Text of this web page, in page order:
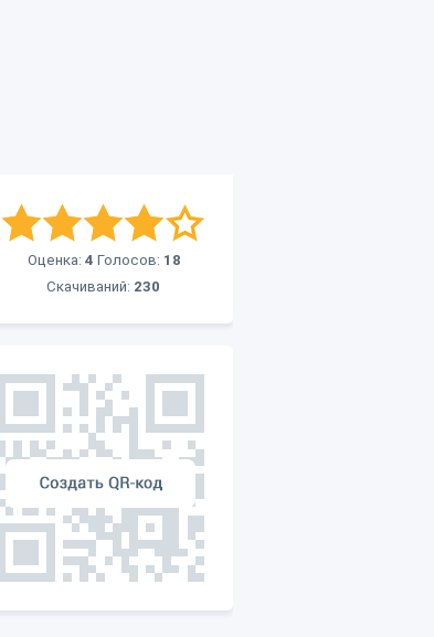
Оценка: 4 Голосов: 18
Скачиваний: 230